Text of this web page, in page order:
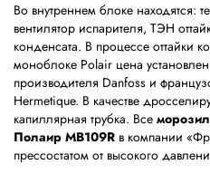
Во внутреннем блоке находятся:
вентилятор испарителя, ТЭН
конденсата. В процессе оттайки
моноблоке Polair цена
производителя Danfoss и
Hermetique. В качестве
капиллярная трубка. Все
Полаир MB109R в компании
прессостатом от высокого